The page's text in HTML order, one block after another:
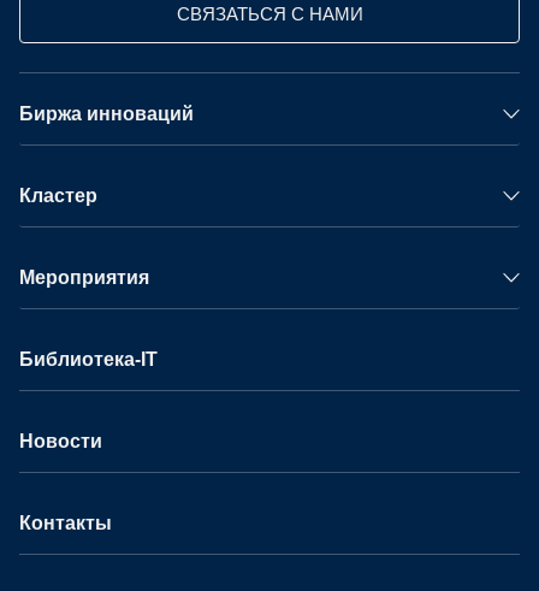
СВЯЗАТЬСЯ С НАМИ
Биржа инноваций
Кластер
Мероприятия
Библиотека-IT
Новости
Контакты